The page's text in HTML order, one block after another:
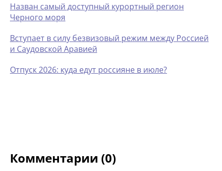
Назван самый доступный курортный регион
Черного моря
Вступает в силу безвизовый режим между Россией
и Саудовской Аравией
Отпуск 2026: куда едут россияне в июле?
Комментарии (0)